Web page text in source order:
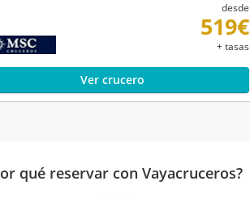
desde
519€
+ tasas
Ver crucero
qué reservar con Vayacruceros?